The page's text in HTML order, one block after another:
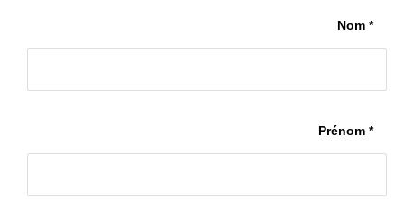
Nom *
Prénom *